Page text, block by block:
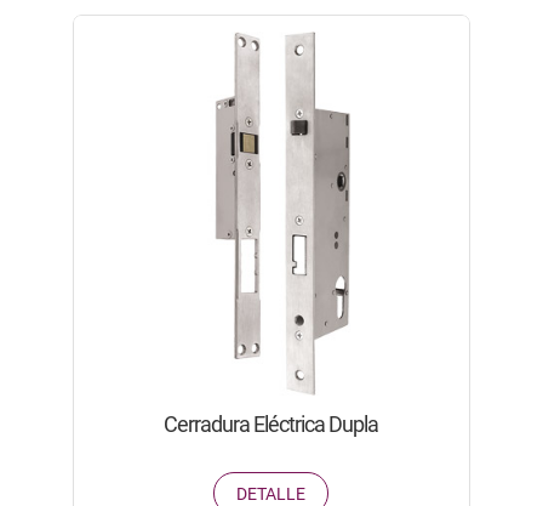
Cerradura Eléctrica Dupla
DETALLE